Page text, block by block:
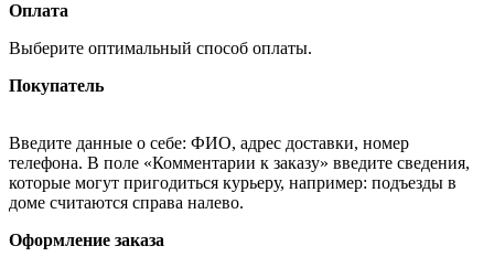
Оплата
Выберите оптимальный способ оплаты.
Покупатель
Введите данные о себе: ФИО, адрес доставки, номер
телефона. В поле «Комментарии к заказу» введите сведения,
которые могут пригодиться курьеру, например: подъезды в
доме считаются справа налево.
Оформление заказа